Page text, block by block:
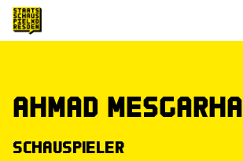
Ahmad Mesgarha
Schauspieler